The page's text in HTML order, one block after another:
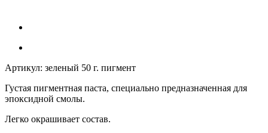
Артикул: зеленый 50 г. пигмент
Густая пигментная паста, специально предназначенная для
эпоксидной смолы.
Легко окрашивает состав.